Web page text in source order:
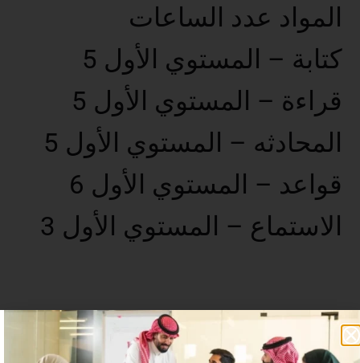
المواد عدد الساعات
كتابة – المستوي الأول 5
قراءة – المستوي الأول 5
المحادثه – المستوي الأول 5
قواعد – المستوي الأول 6
الاستماع – المستوي الأول 3
عدد غير محدود من المستخدمين